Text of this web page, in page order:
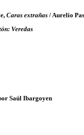
Caras extrañas /Aurelio
Veredas
Saúl Ibargoyen